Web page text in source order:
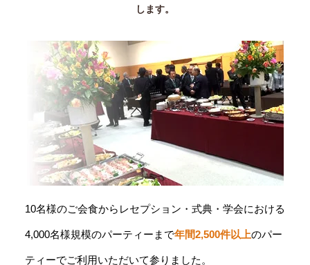
します。
10名様のご会食からレセプション・式典・学会における
4,000名様規模のパーティーまで年間2,500件以上のパー
ティーでご利用いただいて参りました。